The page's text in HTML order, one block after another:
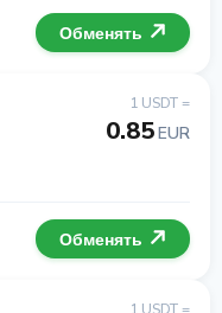
Обменять
1 USDT =
0.85EUR
Обменять